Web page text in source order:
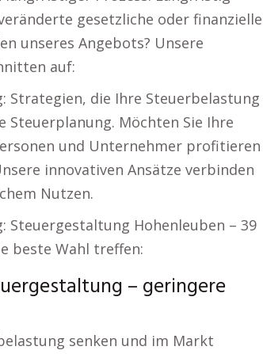
gesetzliche oder finanzielle
unseres Angebots? Unsere
auf:
Strategien, die Ihre Steuerbelastung
Möchten Sie Ihre
und Unternehmer profitieren
innovativen Ansätze verbinden
Nutzen.
Steuergestaltung Hohenleuben – 39
beste Wahl treffen:
– geringere
senken und im Markt